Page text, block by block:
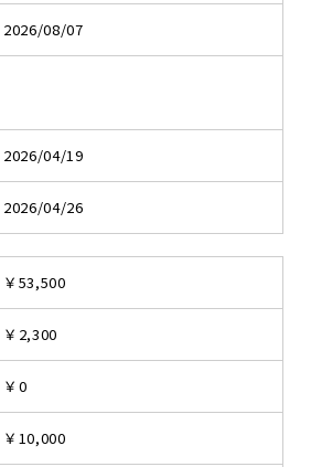
2026/08/07
2026/04/19
2026/04/26
￥53,500
￥2,300
￥0
￥10,000